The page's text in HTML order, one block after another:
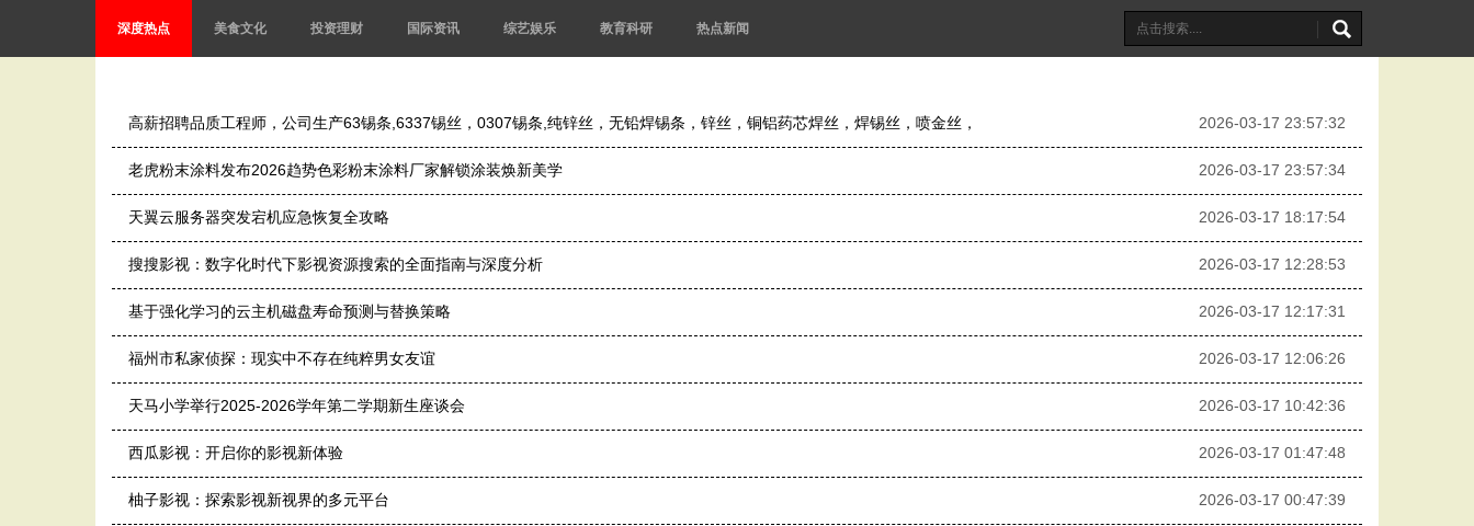
深度热点 美食文化 投资理财 国际资讯 综艺娱乐 教育科研 热点新闻
高薪招聘品质工程师，公司生产63锡条,6337锡丝，​0307锡条,纯锌丝，无铅焊锡条，锌丝，铜铝药芯焊丝，焊锡丝，喷金丝， 2026-03-17 23:57:32
老虎粉末涂料发布2026趋势色彩粉末涂料厂家解锁涂装焕新美学 2026-03-17 23:57:34
天翼云服务器突发宕机应急恢复全攻略 2026-03-17 18:17:54
搜搜影视：数字化时代下影视资源搜索的全面指南与深度分析 2026-03-17 12:28:53
基于强化学习的云主机磁盘寿命预测与替换策略 2026-03-17 12:17:31
福州市私家侦探：现实中不存在纯粹男女友谊 2026-03-17 12:06:26
天马小学举行2025-2026学年第二学期新生座谈会 2026-03-17 10:42:36
西瓜影视：开启你的影视新体验 2026-03-17 01:47:48
柚子影视：探索影视新视界的多元平台 2026-03-17 00:47:39